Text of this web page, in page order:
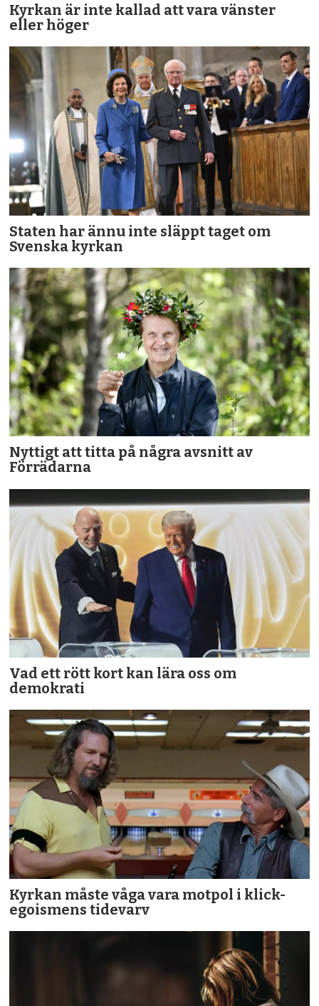
Kyrkan är inte kallad att vara vänster
eller höger
Staten har ännu inte släppt taget om
Svenska kyrkan
Nyttigt att titta på några avsnitt av
Förrädarna
Vad ett rött kort kan lära oss om
demokrati
Kyrkan måste våga vara motpol i klick-
egoismens tidevarv